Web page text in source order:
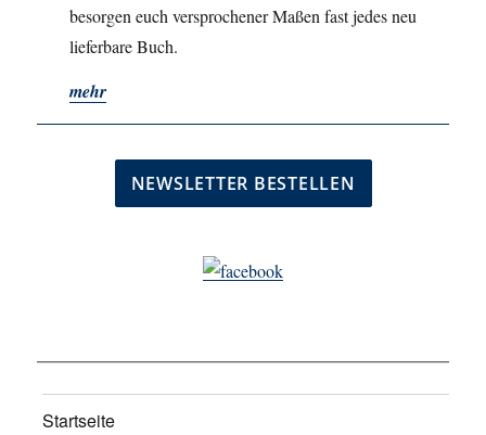
besorgen euch versprochener Maßen fast jedes neu
lieferbare Buch.
mehr
Startseite